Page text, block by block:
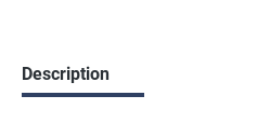
Description